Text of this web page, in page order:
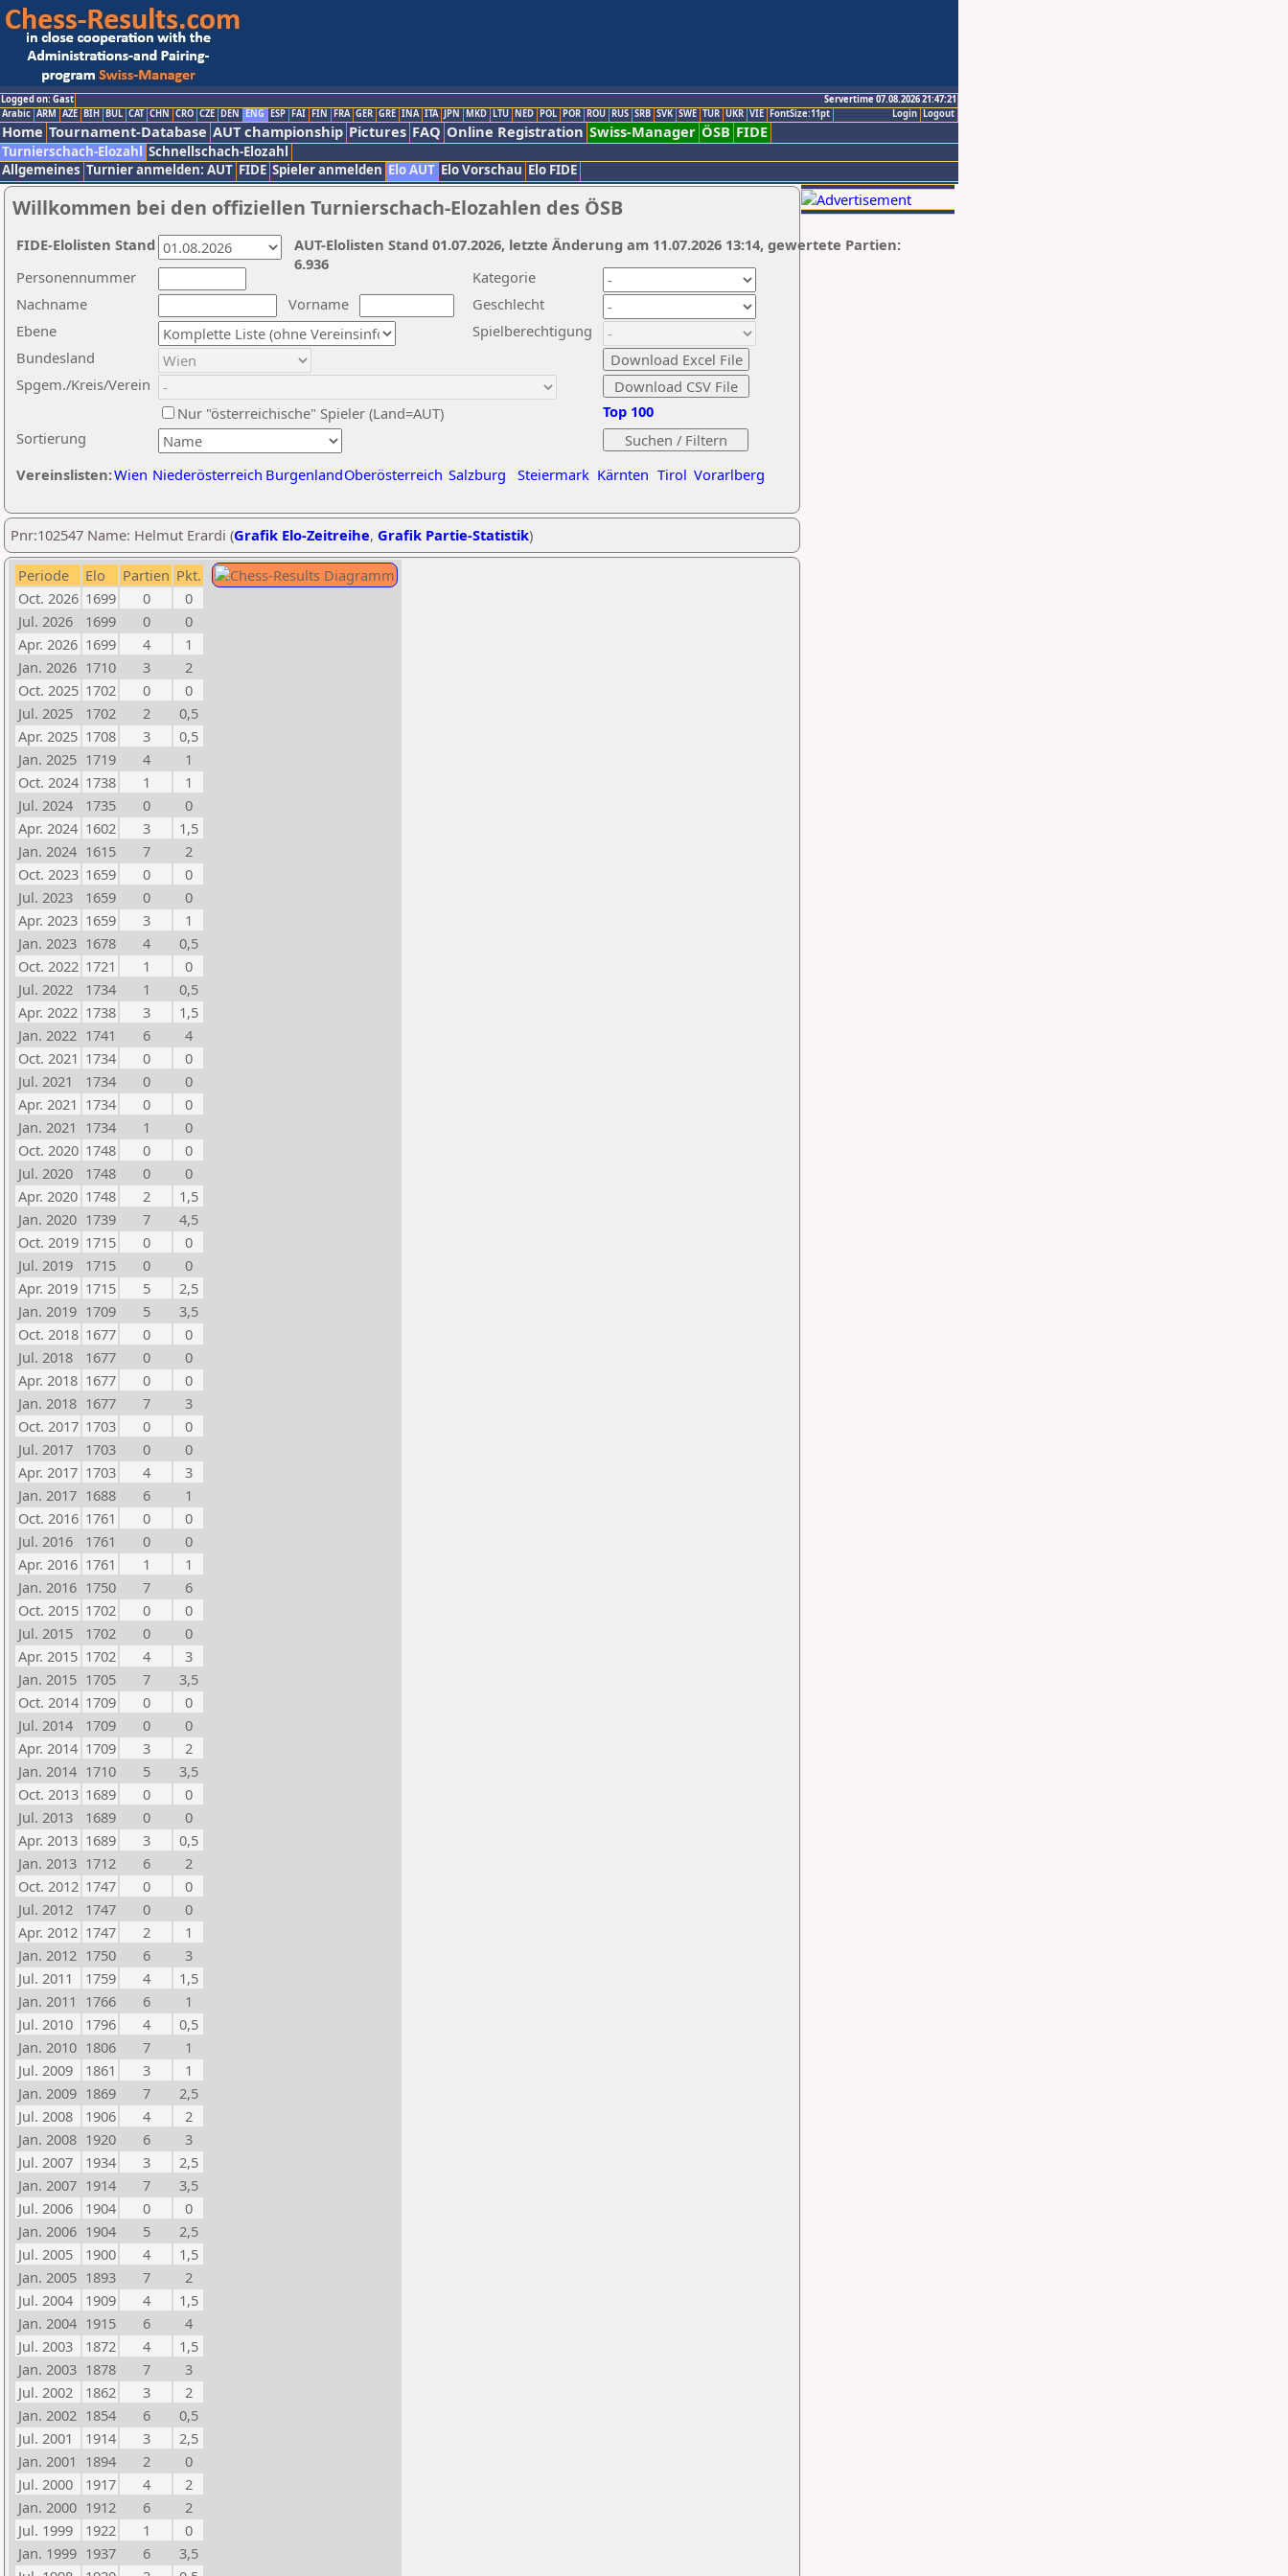
Logged on: Gast
Servertime 07.08.2026 21:47:21
Logout
Login
Arabic ARM AZE BIH BUL CAT CHN CRO CZE DEN ENG ESP FAI FIN FRA GER GRE INA ITA JPN MKD LTU NED POL POR ROU RUS SRB SVK SWE TUR UKR VIE FontSize:11pt
Home Tournament-Database AUT championship Pictures FAQ Online Registration Swiss-Manager ÖSB FIDE
Turnierschach-Elozahl Schnellschach-Elozahl
Allgemeines Turnier anmelden: AUT FIDE Spieler anmelden Elo AUT Elo Vorschau Elo FIDE
Willkommen bei den offiziellen Turnierschach-Elozahlen des ÖSB
Nachname
Vorname
Ebene
Kategorie
Sortierung
Personennummer
Bundesland
Spgem./Kreis/Verein
Geschlecht
Nur "österreichische" Spieler (Land=AUT)
Spielberechtigung
Vereinslisten:Wien Niederösterreich BurgenlandOberösterreich Salzburg Steiermark Kärnten Tirol Vorarlberg
Top 100
AUT-Elolisten Stand 01.07.2026, letzte Änderung am 11.07.2026 13:14, gewertete Partien:
6.936
FIDE-Elolisten Stand
Pnr:102547 Name: Helmut Erardi (Grafik Elo-Zeitreihe, Grafik Partie-Statistik)
Periode Elo Partien Pkt.
Oct. 2026 1699 0
0
Jul. 2026
1699 0
0
Apr. 2026 1699 4
1
Jan. 2026 1710 3
2
Oct. 2025 1702 0
0
Jul. 2025
1702 2
0,5
Apr. 2025 1708 3
0,5
Jan. 2025 1719 4
1
Oct. 2024 1738 1
1
Jul. 2024
1735 0
0
Apr. 2024 1602 3
1,5
Jan. 2024 1615 7
2
Oct. 2023 1659 0
0
Jul. 2023
1659 0
0
Apr. 2023 1659 3
1
Jan. 2023 1678 4
0,5
Oct. 2022 1721 1
0
Jul. 2022
1734 1
0,5
Apr. 2022 1738 3
1,5
Jan. 2022 1741 6
4
Oct. 2021 1734 0
0
Jul. 2021
1734 0
0
Apr. 2021 1734 0
0
Jan. 2021 1734 1
0
Oct. 2020 1748 0
0
Jul. 2020
1748 0
0
Apr. 2020 1748 2
1,5
Jan. 2020 1739 7
4,5
Oct. 2019 1715 0
0
Jul. 2019
1715 0
0
Apr. 2019 1715 5
2,5
Jan. 2019 1709 5
3,5
Oct. 2018 1677 0
0
Jul. 2018
1677 0
0
Apr. 2018 1677 0
0
Jan. 2018 1677 7
3
Oct. 2017 1703 0
0
Jul. 2017
1703 0
0
Apr. 2017 1703 4
3
Jan. 2017 1688 6
1
Oct. 2016 1761 0
0
Jul. 2016
1761 0
0
Apr. 2016 1761 1
1
Jan. 2016 1750 7
6
Oct. 2015 1702 0
0
Jul. 2015
1702 0
0
Apr. 2015 1702 4
3
Jan. 2015 1705 7
3,5
Oct. 2014 1709 0
0
Jul. 2014
1709 0
0
Apr. 2014 1709 3
2
Jan. 2014 1710 5
3,5
Oct. 2013 1689 0
0
Jul. 2013
1689 0
0
Apr. 2013 1689 3
0,5
Jan. 2013 1712 6
2
Oct. 2012 1747 0
0
Jul. 2012
1747 0
0
Apr. 2012 1747 2
1
Jan. 2012 1750 6
3
Jul. 2011
1759 4
1,5
Jan. 2011 1766 6
1
Jul. 2010
1796 4
0,5
Jan. 2010 1806 7
1
Jul. 2009
1861 3
1
Jan. 2009 1869 7
2,5
Jul. 2008
1906 4
2
Jan. 2008 1920 6
3
Jul. 2007
1934 3
2,5
Jan. 2007 1914 7
3,5
Jul. 2006
1904 0
0
Jan. 2006 1904 5
2,5
Jul. 2005
1900 4
1,5
Jan. 2005 1893 7
2
Jul. 2004
1909 4
1,5
Jan. 2004 1915 6
4
Jul. 2003
1872 4
1,5
Jan. 2003 1878 7
3
Jul. 2002
1862 3
2
Jan. 2002 1854 6
0,5
Jul. 2001
1914 3
2,5
Jan. 2001 1894 2
0
Jul. 2000
1917 4
2
Jan. 2000 1912 6
2
Jul. 1999
1922 1
0
Jan. 1999 1937 6
3,5